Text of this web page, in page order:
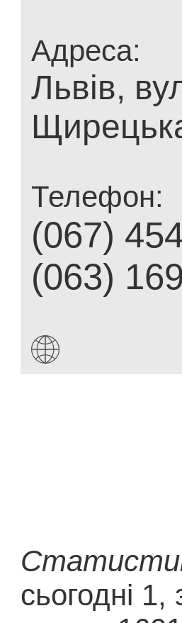
Адреса:
Львів,
Телефон:
(067)
(063)
сьогодні 1,